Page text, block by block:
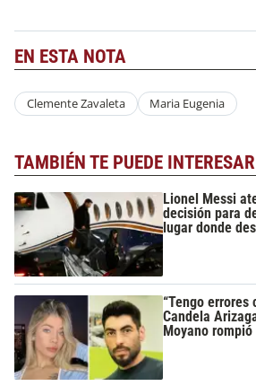
EN ESTA NOTA
Clemente Zavaleta Maria Eugenia
TAMBIÉN TE PUEDE INTERESAR
Lionel Messi
decisión para
lugar donde
“Tengo errores
Candela
Moyano